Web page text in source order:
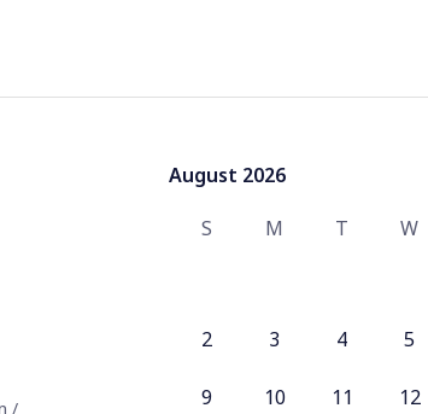
/
August 2026
August 2026
S
M T W
2 3 4 5
9 10 11 12